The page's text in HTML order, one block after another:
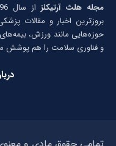
مجله هلث آرتیکلز
بروزترین اخبار و مقالات
حوزه‌هایی مانند ورزش،
و فناوری سلامت را هم پوشش